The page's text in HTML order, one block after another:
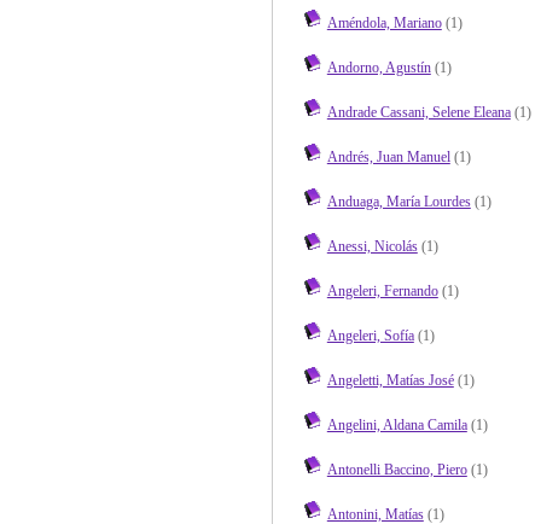
Améndola, Mariano(1)
Andorno, Agustín(1)
Andrade Cassani, Selene Eleana(1)
Andrés, Juan Manuel(1)
Anduaga, María Lourdes(1)
Anessi, Nicolás(1)
Angeleri, Fernando(1)
Angeleri, Sofía(1)
Angeletti, Matías José(1)
Angelini, Aldana Camila(1)
Antonelli Baccino, Piero(1)
Antonini, Matías(1)